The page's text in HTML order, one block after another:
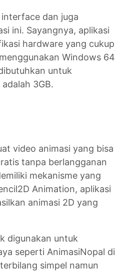
dan juga
ini. Sayangnya, aplikasi
hardware yang cukup
Windows 64
untuk
3GB.
video animasi yang bisa
tanpa berlangganan
mekanisme yang
Animation, aplikasi
animasi 2D yang
digunakan untuk
seperti AnimasiNopal di
simpel namun